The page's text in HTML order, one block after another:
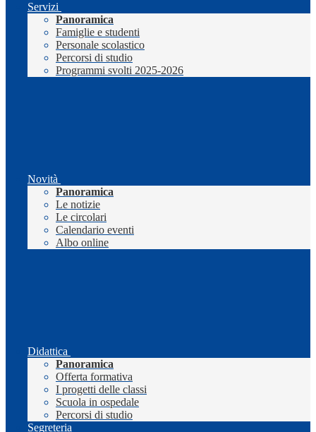
Servizi
Panoramica
Famiglie e studenti
Personale scolastico
Percorsi di studio
Programmi svolti 2025-2026
Novità
Panoramica
Le notizie
Le circolari
Calendario eventi
Albo online
Didattica
Panoramica
Offerta formativa
I progetti delle classi
Scuola in ospedale
Percorsi di studio
Segreteria